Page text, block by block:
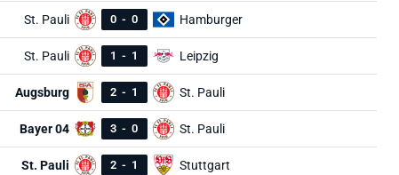
St. Pauli 0 - 0 Hamburger
St. Pauli 1 - 1 Leipzig
Augsburg 2 - 1 St. Pauli
Bayer 04 3 - 0 St. Pauli
St. Pauli 2 - 1 Stuttgart